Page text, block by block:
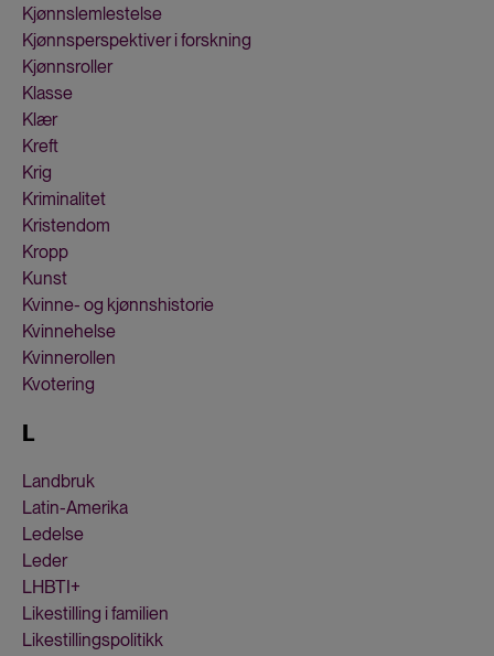
Kjønnslemlestelse
Kjønnsperspektiver i forskning
Kjønnsroller
Klasse
Klær
Kreft
Krig
Kriminalitet
Kristendom
Kropp
Kunst
Kvinne- og kjønnshistorie
Kvinnehelse
Kvinnerollen
Kvotering
L
Landbruk
Latin-Amerika
Ledelse
Leder
LHBTI+
Likestilling i familien
Likestillingspolitikk